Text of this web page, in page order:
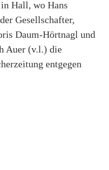
Hall, wo Hans
Gesellschafter,
Daum-Hörtnagl und
Auer (v.l.) die
entgegen